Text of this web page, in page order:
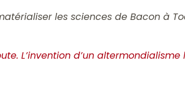
les sciences de Bacon à
L’invention d’un altermondialisme